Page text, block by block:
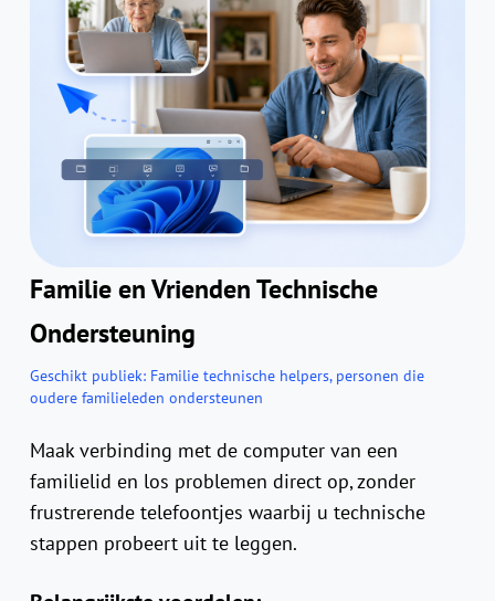
Familie en Vrienden Technische
Ondersteuning
Geschikt publiek:Familie technische helpers, personen die
oudere familieleden ondersteunen
Maak verbinding met de computer van een
familielid en los problemen direct op, zonder
frustrerende telefoontjes waarbij u technische
stappen probeert uit te leggen.